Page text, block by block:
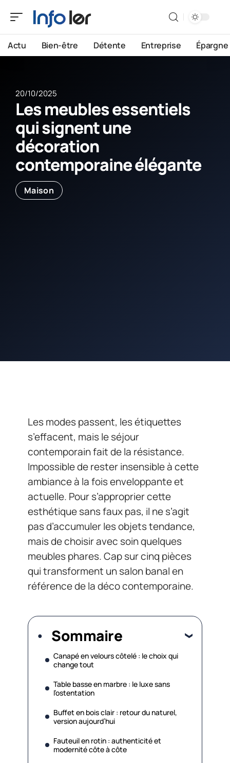
Actu Bien-être Détente Entreprise Épargne
20/10/2025
Les meubles essentiels
qui signent une
décoration
contemporaine élégante
Maison
Les modes passent, les étiquettes
s’effacent, mais le séjour
contemporain fait de la résistance.
Impossible de rester insensible à cette
ambiance à la fois enveloppante et
actuelle. Pour s’approprier cette
esthétique sans faux pas, il ne s’agit
pas d’accumuler les objets tendance,
mais de choisir avec soin quelques
meubles phares. Cap sur cinq pièces
qui transforment un salon banal en
référence de la déco contemporaine.
Sommaire
Canapé en velours côtelé : le choix qui
change tout
Table basse en marbre : le luxe sans
l’ostentation
Buffet en bois clair : retour du naturel,
version aujourd’hui
Fauteuil en rotin : authenticité et
modernité côte à côte